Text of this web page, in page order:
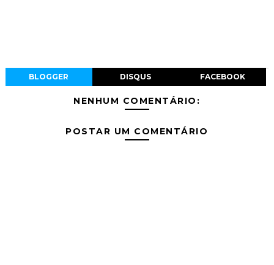
BLOGGER DISQUS FACEBOOK
NENHUM COMENTÁRIO:
POSTAR UM COMENTÁRIO